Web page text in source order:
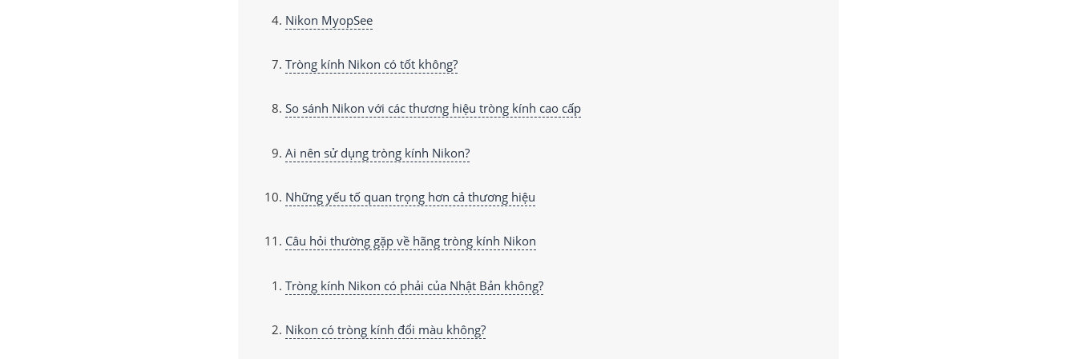
Nikon MyopSee
Tròng kính Nikon có tốt không?
So sánh Nikon với các thương hiệu tròng kính cao cấp
Ai nên sử dụng tròng kính Nikon?
Những yếu tố quan trọng hơn cả thương hiệu
Câu hỏi thường gặp về hãng tròng kính Nikon
Tròng kính Nikon có phải của Nhật Bản không?
Nikon có tròng kính đổi màu không?